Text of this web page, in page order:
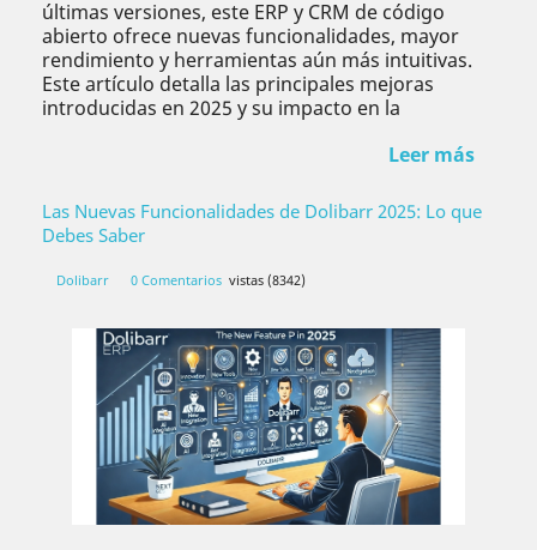
últimas versiones, este ERP y CRM de código
abierto ofrece nuevas funcionalidades, mayor
rendimiento y herramientas aún más intuitivas.
Este artículo detalla las principales mejoras
introducidas en 2025 y su impacto en la
Leer más
Las Nuevas Funcionalidades de Dolibarr 2025: Lo que
Debes Saber
Dolibarr 0 Comentarios vistas (8342)